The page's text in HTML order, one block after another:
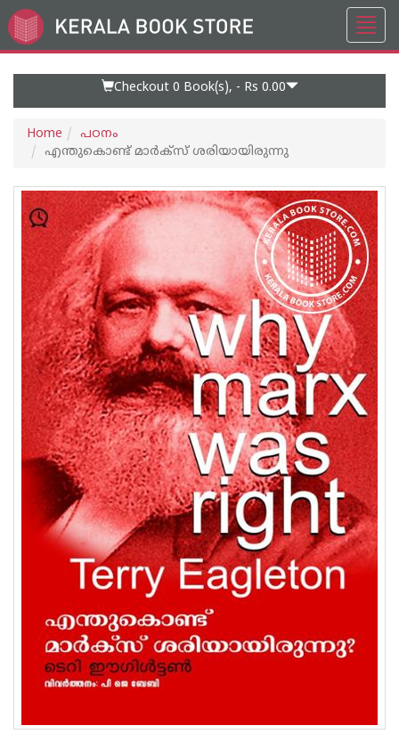
Go
to
Checkout 0 Book(s), - Rs 0.00
Home
പഠനം
എന്തുകൊണ്ട് മാർക്സ് ശരിയായിരുന്നു